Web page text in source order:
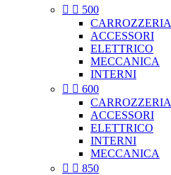
  500
CARROZZERIA
ACCESSORI
ELETTRICO
MECCANICA
INTERNI
  600
CARROZZERIA
ACCESSORI
ELETTRICO
INTERNI
MECCANICA
  850